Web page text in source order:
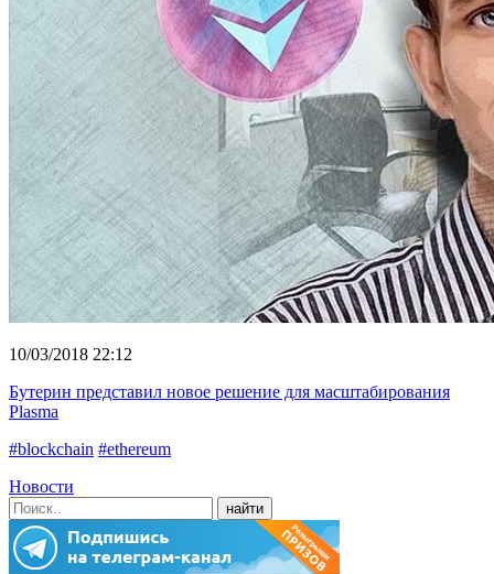
10/03/2018 22:12
Бутерин представил новое решение для масштабирования
Plasma
#blockchain #ethereum
Новости